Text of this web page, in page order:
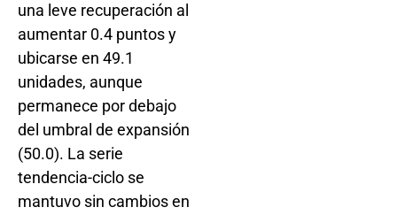
una leve recuperación al
aumentar 0.4 puntos y
ubicarse en 49.1
unidades, aunque
permanece por debajo
del umbral de expansión
(50.0). La serie
tendencia-ciclo se
mantuvo sin cambios en